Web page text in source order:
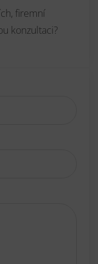
firemní
konzultaci?